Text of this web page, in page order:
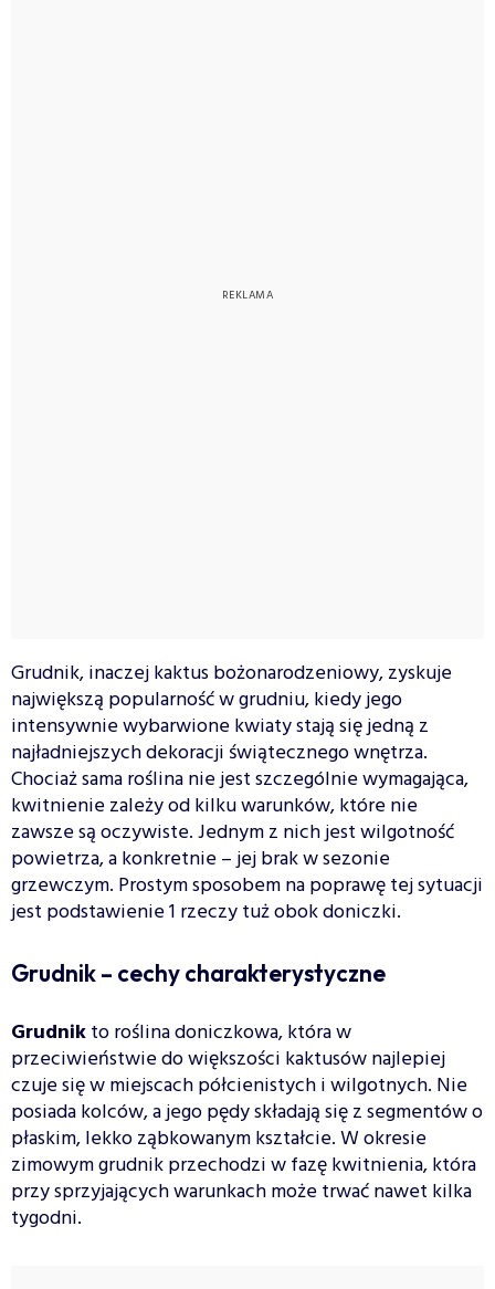
Grudnik, inaczej kaktus bożonarodzeniowy, zyskuje
największą popularność w grudniu, kiedy jego
intensywnie wybarwione kwiaty stają się jedną z
najładniejszych dekoracji świątecznego wnętrza.
Chociaż sama roślina nie jest szczególnie wymagająca,
kwitnienie zależy od kilku warunków, które nie
zawsze są oczywiste. Jednym z nich jest wilgotność
powietrza, a konkretnie – jej brak w sezonie
grzewczym. Prostym sposobem na poprawę tej sytuacji
jest podstawienie 1 rzeczy tuż obok doniczki.
Grudnik – cechy charakterystyczne
Grudnikto roślina doniczkowa, która w
przeciwieństwie do większości kaktusów najlepiej
czuje się w miejscach półcienistych i wilgotnych. Nie
posiada kolców, a jego pędy składają się z segmentów o
płaskim, lekko ząbkowanym kształcie. W okresie
zimowym grudnik przechodzi w fazę kwitnienia, która
przy sprzyjających warunkach może trwać nawet kilka
tygodni.